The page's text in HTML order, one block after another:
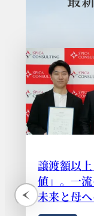
譲渡額以
値」。一
未来と母